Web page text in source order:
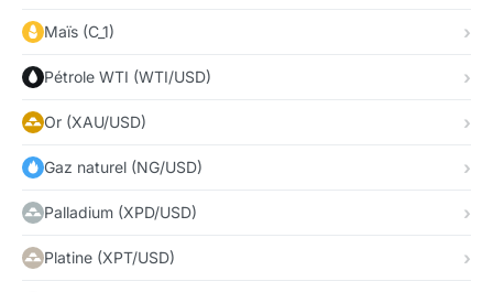
Maïs (C_1)
Pétrole WTI (WTI/USD)
Or (XAU/USD)
Gaz naturel (NG/USD)
Palladium (XPD/USD)
Platine (XPT/USD)